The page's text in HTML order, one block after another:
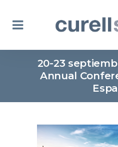
20-23
Annual